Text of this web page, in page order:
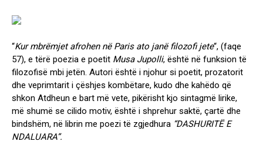
“Kur mbrëmjet afrohen në Paris ato janë filozofi jete“, (faqe
57), e tërë poezia e poetit Musa Jupolli, është në funksion të
filozofisë mbi jetën. Autori është i njohur si poetit, prozatorit
dhe veprimtarit i çëshjes kombëtare, kudo dhe kahëdo që
shkon Atdheun e bart më vete, pikërisht kjo sintagmë lirike,
më shumë se cilido motiv, është i shprehur saktë, çartë dhe
bindshëm, në librin me poezi të zgjedhura “DASHURITË E
NDALUARA”.